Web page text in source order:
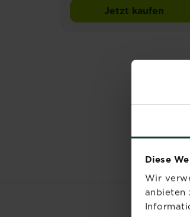
Diese
Wir
anbieten
Jetzt kaufen